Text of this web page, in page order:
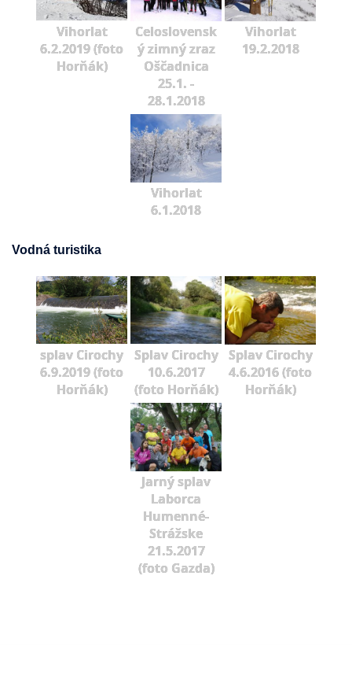
Vihorlat
6.2.2019 (foto
Horňák)
Celoslovensk
ý zimný zraz
Oščadnica
25.1. -
28.1.2018
Vihorlat
19.2.2018
Vihorlat
6.1.2018
Vodná turistika
splav Cirochy
6.9.2019 (foto
Horňák)
Splav Cirochy
10.6.2017
(foto Horňák)
Splav Cirochy
4.6.2016 (foto
Horňák)
Jarný splav
Laborca
Humenné-
Strážske
21.5.2017
(foto Gazda)